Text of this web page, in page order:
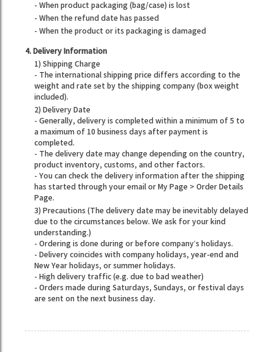
- When product packaging (bag/case) is lost
- When the refund date has passed
- When the product or its packaging is damaged
4. Delivery Information
1) Shipping Charge
- The international shipping price differs according to the
weight and rate set by the shipping company (box weight
included).
2) Delivery Date
- Generally, delivery is completed within a minimum of 5 to
a maximum of 10 business days after payment is
completed.
- The delivery date may change depending on the country,
product inventory, customs, and other factors.
- You can check the delivery information after the shipping
has started through your email or My Page > Order Details
Page.
3) Precautions (The delivery date may be inevitably delayed
due to the circumstances below. We ask for your kind
understanding.)
- Ordering is done during or before company’s holidays.
- Delivery coincides with company holidays, year-end and
New Year holidays, or summer holidays.
- High delivery traffic (e.g. due to bad weather)
- Orders made during Saturdays, Sundays, or festival days
are sent on the next business day.